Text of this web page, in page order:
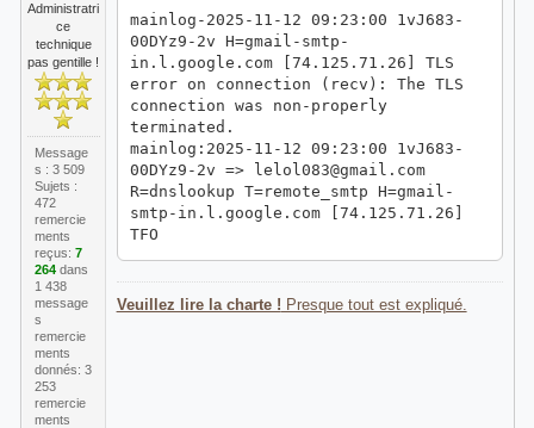
Administratri
ce
technique
pas gentille !
Message
s : 3 509
Sujets :
472
remercie
ments
reçus: 7
264dans
1 438
message
s
remercie
ments
donnés: 3
253
remercie
ments
mainlog-2025-11-12 09:23:00 1vJ683-
00DYz9-2v H=gmail-smtp-
in.l.google.com [74.125.71.26] TLS
error on connection (recv): The TLS
connection was non-properly
terminated.
mainlog:2025-11-12 09:23:00 1vJ683-
00DYz9-2v => lelol083@gmail.com
R=dnslookup T=remote_smtp H=gmail-
smtp-in.l.google.com [74.125.71.26]
TFO
X=TLS1.3:ECDHE_X25519__ECDSA_SECP256R
1_SHA256__AES_256_GCM:256 CV=yes
DN="CN=mx.google.com" K C="250 2.0.0
Veuillez lire la charte ! Presque tout est expliqué.